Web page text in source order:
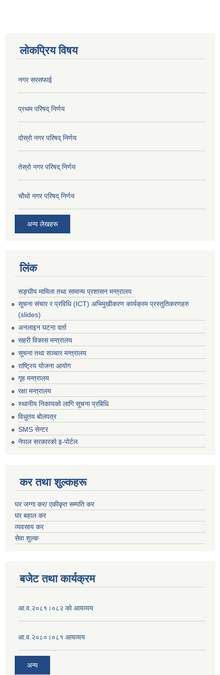
लोकप्रिय विषय
नगर सरसफाई
प्रथम परिषद् निर्णय
दोस्रो नगर परिषद् निर्णय
तेस्रो नगर परिषद् निर्णय
चौथो नगर परिषद् निर्णय
अन्य लेखहरू
लिंक
सङ्घीय मामिला तथा सामान्य प्रशासन मन्त्रालय
सूचना संचार र प्रविधि (ICT) अभिमुखीकरण कार्यक्रम प्रस्तुतिकरणहरु
(slides)
अनलाइन घटना दर्ता
सहरी विकास मन्त्रालय
सूचना तथा सञ्चार मन्त्रालय
राष्ट्रिय योजना आयोग
गृह मन्त्रालय
रक्षा मन्त्रालय
स्थानीय निकायको लागि सूचना प्रबिधि
विधुतय बोलपत्र
SMS सेन्टर
नेपाल सरकारको इ-पोर्टल
कर तथा शुल्कहरू
घर जग्गा कर/ एकीकृत सम्पति कर
घर बहाल कर
व्यवसाय कर
सेवा शुल्क
बजेट तथा कार्यक्रम
आ.व.२०८१।०८२ को आयव्यय
आ.व.२०८०।०८१ आयव्यय
अन्य